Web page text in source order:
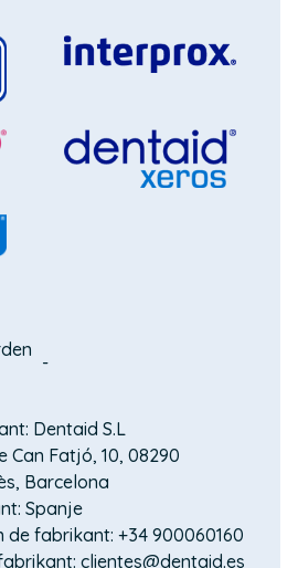
een
nieuw
Dentaid S.L
Can Fatjó, 10, 08290
Barcelona
Spanje
de fabrikant: +34 900060160
clientes@dentaid.es